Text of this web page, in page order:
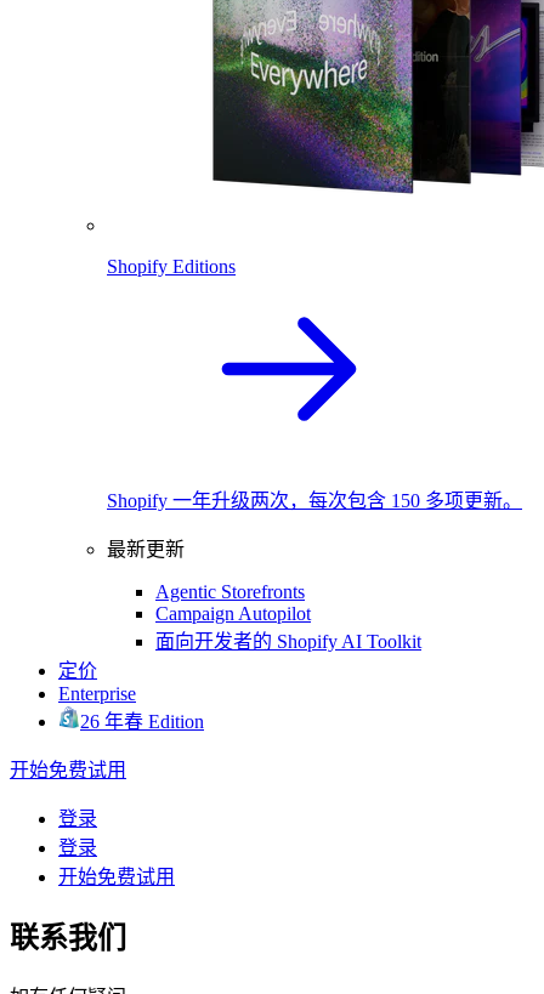
Shopify Editions
Shopify 一年升级两次，每次包含 150 多项更新。
最新更新
Agentic Storefronts
Campaign Autopilot
面向开发者的 Shopify AI Toolkit
定价
Enterprise
26 年春 Edition
开始免费试用
登录
登录
开始免费试用
联系我们